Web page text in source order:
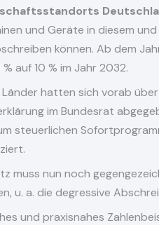
und Geräte in diesem
können. Ab dem
auf 10 % im Jahr 2032.
hatten sich vorab
im Bundesrat
steuerlichen
muss nun noch
u. a. die degressive
und praxisnahes